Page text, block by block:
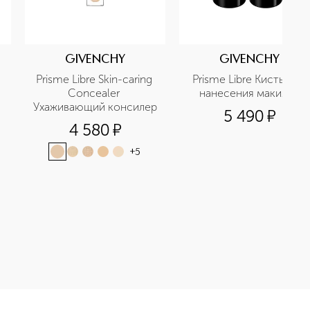
GIVENCHY
Prisme Libre Skin-caring
Concealer
Ухаживающий консилер
4 580¤
+5
GIVENCHY
Prisme Libre Кисть для
нанесения макияжа
5 490¤